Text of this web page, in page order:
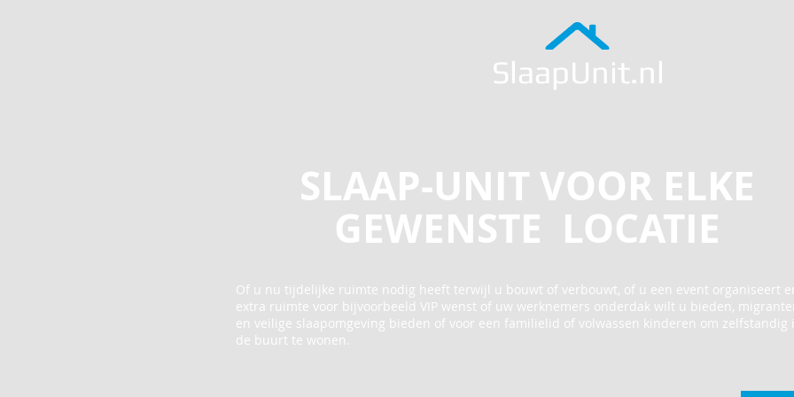
SLAAP-UNIT VOOR ELKE
GEWENSTE LOCATIE
Of u nu tijdelijke ruimte nodig heeft terwijl u bouwt of verbouwt, of u een event organiseert
extra ruimte voor bijvoorbeeld VIP wenst of uw werknemers onderdak wilt u bieden,
en veilige slaapomgeving bieden of voor een familielid of volwassen kinderen om zelfstandig
de buurt te wonen.
SlaapUnit.nl